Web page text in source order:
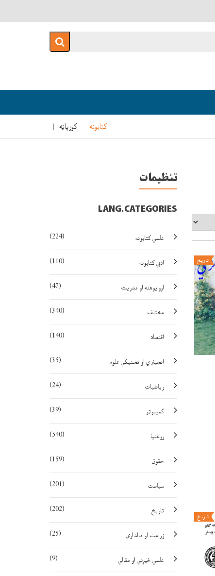
کورپاڼه کتابونه
تنظيمات
LANG.CATEGORIES
علمي کتابونه (224)
ادبي کتابونه (110)
ارواپوهنه او مدريت (47)
مختلف (340)
اقتصاد (140)
انجينري او تخنيکي علوم (35)
رياضيات (24)
کمپيوټر (39)
روغتيا (540)
حقوق (159)
سياست (201)
تاريخ (202)
زراعت او مالداري (25)
علمي څيړنې او مقالې (9)
تاريخ
تاريخ